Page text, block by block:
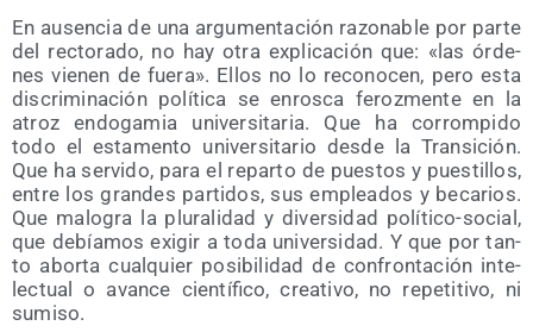
En ausen­cia de una argu­men­ta­ción razo­na­ble por par­te
del rec­to­ra­do, no hay otra expli­ca­ción que: «las órde­
nes vie­nen de fue­ra». Ellos no lo reco­no­cen, pero esta
dis­cri­mi­na­ción polí­ti­ca se enros­ca feroz­men­te en la
atroz endo­ga­mia uni­ver­si­ta­ria. Que ha corrom­pi­do
todo el esta­men­to uni­ver­si­ta­rio des­de la Tran­si­ción.
Que ha ser­vi­do, para el repar­to de pues­tos y pues­ti­llos,
entre los gran­des par­ti­dos, sus emplea­dos y beca­rios.
Que malo­gra la plu­ra­li­dad y diver­si­dad polí­ti­co-social,
que debía­mos exi­gir a toda uni­ver­si­dad. Y que por tan­
to abor­ta cual­quier posi­bi­li­dad de con­fron­ta­ción inte­
lec­tual o avan­ce cien­tí­fi­co, crea­ti­vo, no repe­ti­ti­vo, ni
sumiso.